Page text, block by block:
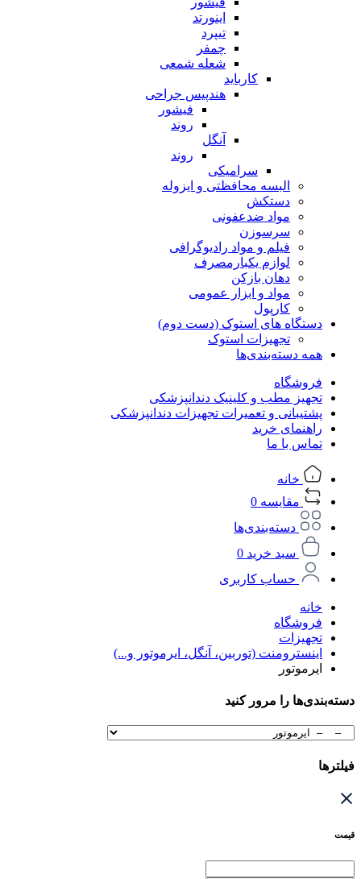
اینورتد
تیپرد
چمفر
شعله شمعی
کارباید
هندپیس جراحی
فیشور
روند
آنگل
روند
سرامیکی
البسه محافظتی و ایزوله
دستکش
مواد ضدعفونی
سرسوزن
فیلم و مواد رادیوگرافی
لوازم یکبارمصرف
دهان بازکن
مواد و ابزار عمومی
کارپول
دستگاه های استوک (دست دوم)
تجهیزات استوک
همه دسته‌بندی‌ها
فروشگاه
تجهیز مطب و کلینیک دندانپزشکی
پشتیبانی و تعمیرات تجهیزات دندانپزشکی
راهنمای خرید
تماس با ما
خانه
مقایسه 0
دسته‌بندی‌ها
سبد خرید 0
حساب کاربری
خانه
فروشگاه
تجهیزات
اینسترومنت (توربین، آنگل، ایرموتور و...)
ایرموتور
دسته‌بندی‌ها را مرور کنید
فیلترها
قیمت